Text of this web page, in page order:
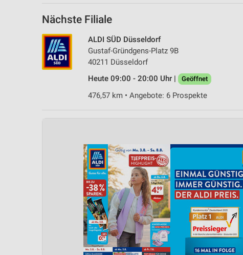
Nächste Filiale
ALDI SÜD Düsseldorf
Gustaf-Gründgens-Platz 9B
40211 Düsseldorf
Heute 09:00 - 20:00 Uhr |
Geöffnet
476,57 km • Angebote: 6 Prospekte
Werbung